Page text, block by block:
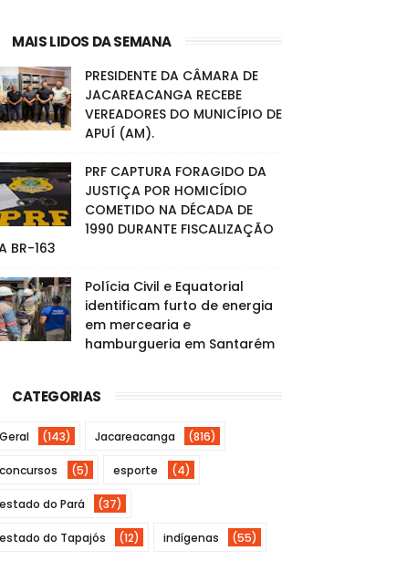
MAIS LIDOS DA SEMANA
PRESIDENTE DA CÂMARA DE
JACAREACANGA RECEBE
VEREADORES DO MUNICÍPIO DE
APUÍ (AM).
PRF CAPTURA FORAGIDO DA
JUSTIÇA POR HOMICÍDIO
COMETIDO NA DÉCADA DE
1990 DURANTE FISCALIZAÇÃO
BR-163
Polícia Civil e Equatorial
identificam furto de energia
em mercearia e
hamburgueria em Santarém
CATEGORIAS
Geral (143) Jacareacanga (816)
concursos (5) esporte (4)
estado do Pará (37)
estado do Tapajós (12) indígenas (55)